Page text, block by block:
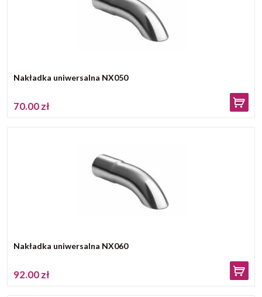
Nakładka uniwersalna NX050
70.00 zł
Nakładka uniwersalna NX060
92.00 zł